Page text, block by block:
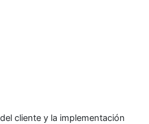
cliente y la implementación